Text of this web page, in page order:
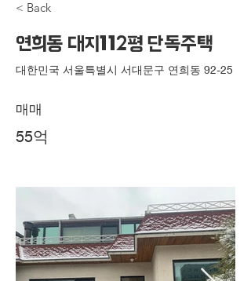
< Back
연희동 대지112평 단독주택
대한민국 서울특별시 서대문구 연희동 92-25
매매
55억